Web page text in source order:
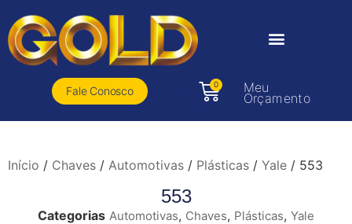
Fale Conosco
0 Meu
Orçamento
Início / Chaves / Automotivas / Plásticas / Yale / 553
553
Categorias Automotivas, Chaves, Plásticas, Yale